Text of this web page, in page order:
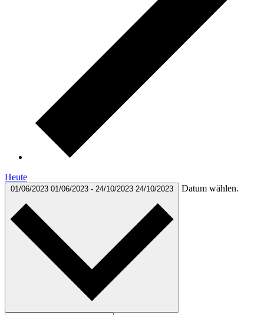
Heute
01/06/2023 01/06/2023 - 24/10/2023 24/10/2023 Datum wählen.